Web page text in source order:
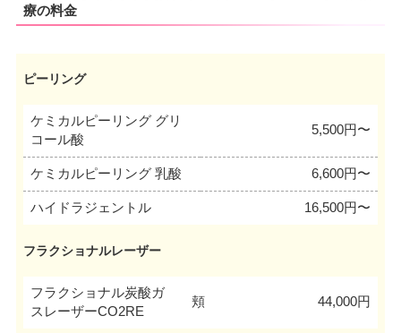
療の料金
ピーリング
ケミカルピーリング グリ
コール酸
5,500円〜
ケミカルピーリング 乳酸 6,600円〜
ハイドラジェントル 16,500円〜
フラクショナルレーザー
フラクショナル炭酸ガ
スレーザーCO2RE
頬 44,000円